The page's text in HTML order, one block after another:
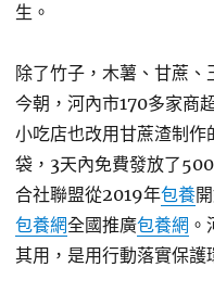
生。
除了竹子，木薯、甘蔗
今朝，河內市170多家商
小吃店也改用甘蔗渣制
袋，3天內免費發放了
合社聯盟從2019年包養
包養網全國推廣包養網
其用，是用行動落實保護